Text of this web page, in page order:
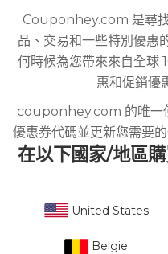
Couponhey.com 是尋
品、交易和一些特別優惠
何時候為您帶來來自全球
惠和促銷優
couponhey.com 的唯一
優惠券代碼並更新您需要
在以下國家/地區
United States
Belgie